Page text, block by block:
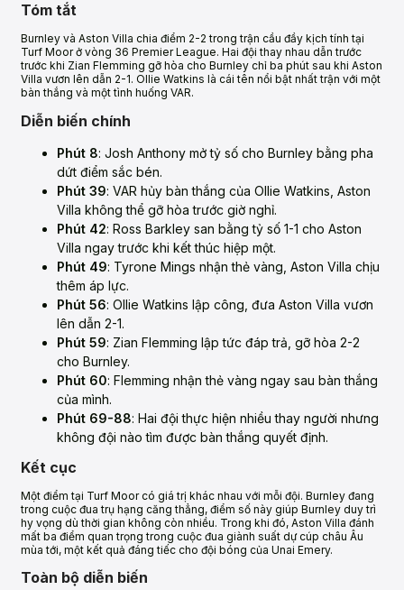
Tóm tắt
Burnley và Aston Villa chia điểm 2-2 trong trận cầu đầy kịch tính tại
Turf Moor ở vòng 36 Premier League. Hai đội thay nhau dẫn trước
trước khi Zian Flemming gỡ hòa cho Burnley chỉ ba phút sau khi Aston
Villa vươn lên dẫn 2-1. Ollie Watkins là cái tên nổi bật nhất trận với một
bàn thắng và một tình huống VAR.
Diễn biến chính
Phút 8: Josh Anthony mở tỷ số cho Burnley bằng pha
dứt điểm sắc bén.
Phút 39: VAR hủy bàn thắng của Ollie Watkins, Aston
Villa không thể gỡ hòa trước giờ nghỉ.
Phút 42: Ross Barkley san bằng tỷ số 1-1 cho Aston
Villa ngay trước khi kết thúc hiệp một.
Phút 49: Tyrone Mings nhận thẻ vàng, Aston Villa chịu
thêm áp lực.
Phút 56: Ollie Watkins lập công, đưa Aston Villa vươn
lên dẫn 2-1.
Phút 59: Zian Flemming lập tức đáp trả, gỡ hòa 2-2
cho Burnley.
Phút 60: Flemming nhận thẻ vàng ngay sau bàn thắng
của mình.
Phút 69-88: Hai đội thực hiện nhiều thay người nhưng
không đội nào tìm được bàn thắng quyết định.
Kết cục
Một điểm tại Turf Moor có giá trị khác nhau với mỗi đội. Burnley đang
trong cuộc đua trụ hạng căng thẳng, điểm số này giúp Burnley duy trì
hy vọng dù thời gian không còn nhiều. Trong khi đó, Aston Villa đánh
mất ba điểm quan trọng trong cuộc đua giành suất dự cúp châu Âu
mùa tới, một kết quả đáng tiếc cho đội bóng của Unai Emery.
Toàn bộ diễn biến